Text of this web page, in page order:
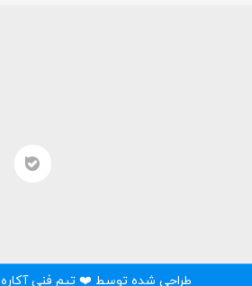
طراحی شده توسط ❤️ تیم فنی آکاره